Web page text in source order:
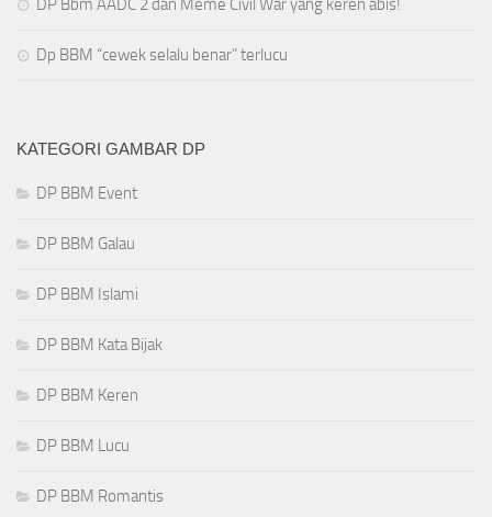
DP Bbm AADC 2 dan Meme Civil War yang keren abis!
Dp BBM “cewek selalu benar” terlucu
KATEGORI GAMBAR DP
DP BBM Event
DP BBM Galau
DP BBM Islami
DP BBM Kata Bijak
DP BBM Keren
DP BBM Lucu
DP BBM Romantis